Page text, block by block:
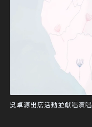
吳卓源出席活動並獻唱演